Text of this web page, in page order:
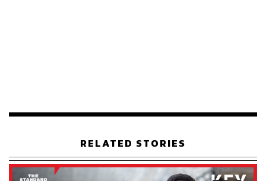
RELATED STORIES